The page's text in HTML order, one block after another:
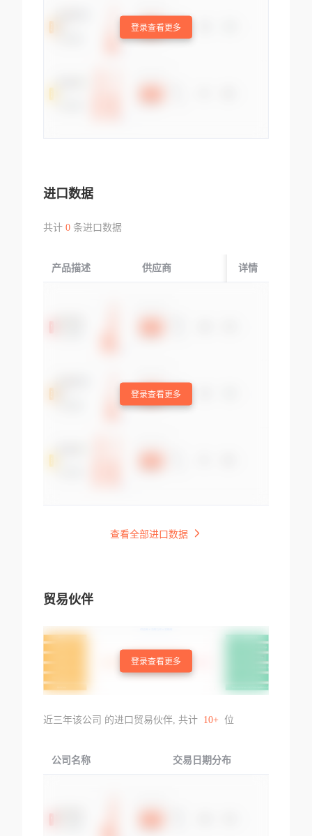
登录查看更多
进口数据
共计 0条进口数据
产品描述 供应商 起运国/地区
详情
登录查看更多
查看全部进口数据
贸易伙伴
登录查看更多
近三年该公司 的进口贸易伙伴, 共计 10+ 位
公司名称 交易日期分布